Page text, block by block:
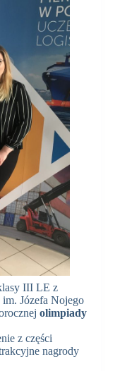
III LE z
im. Józefa Nojego
olimpiady
z części
nagrody